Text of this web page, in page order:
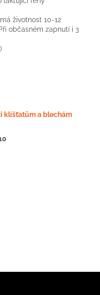
životnost 10-12
občasném zapnutí i 3
klíšťatům a blechám